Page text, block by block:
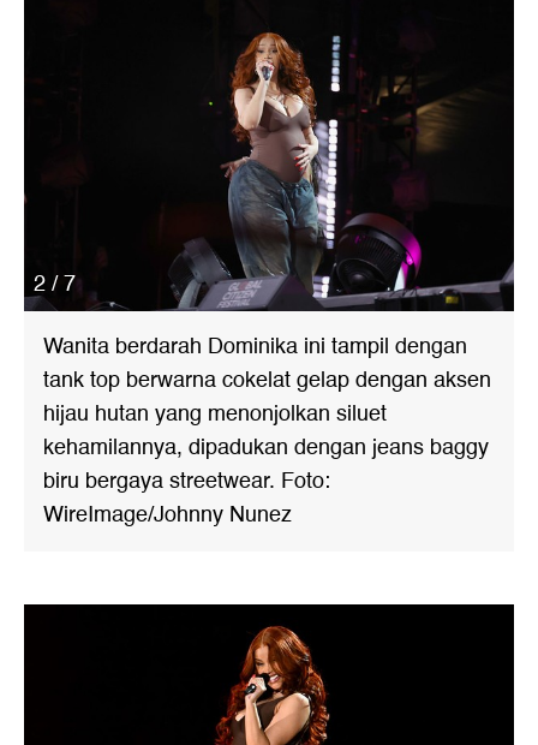
2 / 7
Wanita berdarah Dominika ini tampil dengan
tank top berwarna cokelat gelap dengan aksen
hijau hutan yang menonjolkan siluet
kehamilannya, dipadukan dengan jeans baggy
biru bergaya streetwear. Foto:
WireImage/Johnny Nunez